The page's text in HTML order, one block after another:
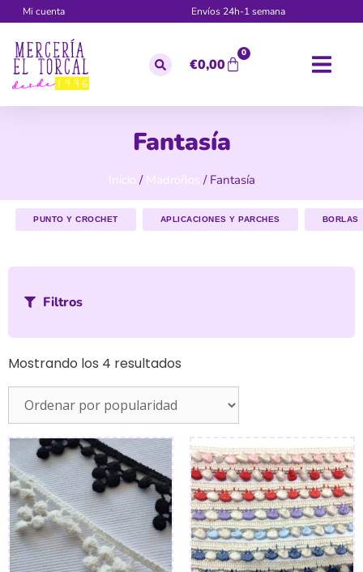
Mi cuenta Envíos 24h-1 semana
€0,00
0
Fantasía
Inicio / Madroños / Fantasía
PUNTO Y CROCHET APLICACIONES Y PARCHES BORLAS
Filtros
Mostrando los 4 resultados